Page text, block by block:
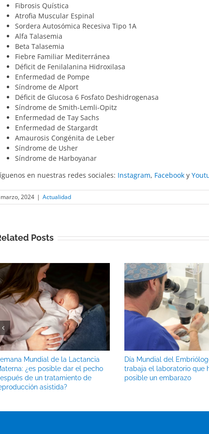
Fibrosis Quística
Atrofia Muscular Espinal
Sordera Autosómica Recesiva Tipo 1A
Alfa Talasemia
Beta Talasemia
Fiebre Familiar Mediterránea
Déficit de Fenilalanina Hidroxilasa
Enfermedad de Pompe
Síndrome de Alport
Déficit de Glucosa 6 Fosfato Deshidrogenasa
Síndrome de Smith-Lemli-Opitz
Enfermedad de Tay Sachs
Enfermedad de Stargardt
Amaurosis Congénita de Leber
Síndrome de Usher
Síndrome de Harboyanar
en nuestras redes sociales: Instagram, Facebook y
2024 | Actualidad
Posts
Mundial de la Lactancia
¿es posible dar el pecho
de un tratamiento de
asistida?
Día Mundial del
trabaja el laboratorio que
posible un embarazo